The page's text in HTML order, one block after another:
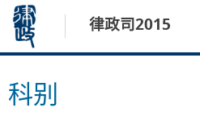
容
律政司2015
科别